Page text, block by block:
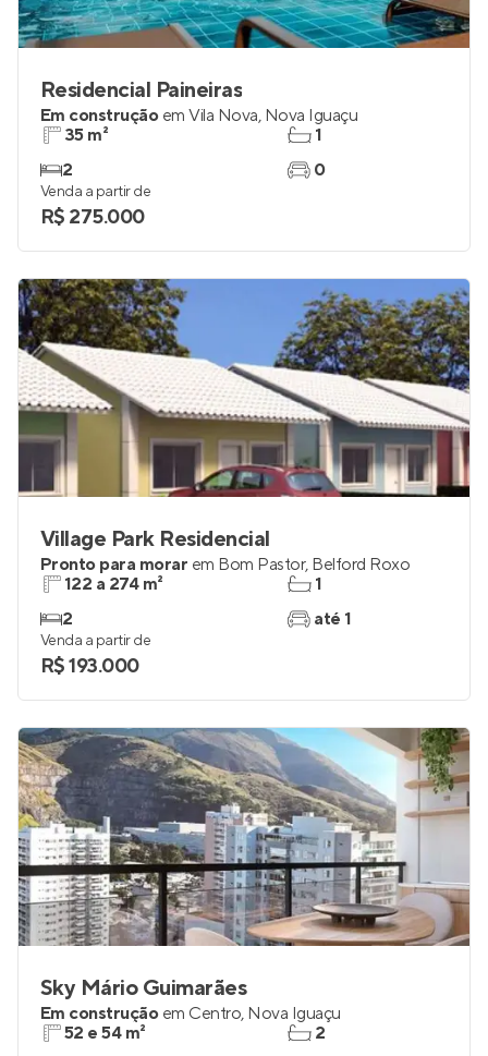
Residencial Paineiras
Em construção em Vila Nova, Nova Iguaçu
35 m²
2
1
0
Venda a partir de
R$ 275.000
Village Park Residencial
Pronto para morar em Bom Pastor, Belford Roxo
122 a 274 m²
2
1
até 1
Venda a partir de
R$ 193.000
Sky Mário Guimarães
Em construção em Centro, Nova Iguaçu
52 e 54 m²
2